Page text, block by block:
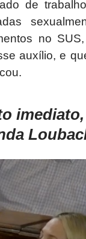
de
no
auxílio, e